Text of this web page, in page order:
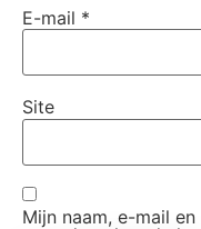
E-mail *
Site
Mijn naam, e-mail